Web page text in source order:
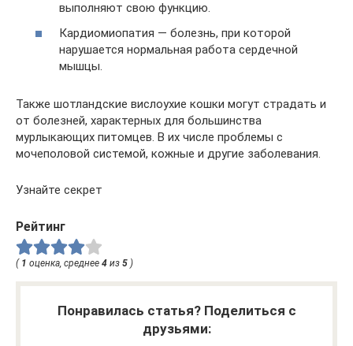
выполняют свою функцию.
Кардиомиопатия — болезнь, при которой
нарушается нормальная работа сердечной
мышцы.
Также шотландские вислоухие кошки могут страдать и
от болезней, характерных для большинства
мурлыкающих питомцев. В их числе проблемы с
мочеполовой системой, кожные и другие заболевания.
Узнайте секрет
Рейтинг
( 1 оценка, среднее 4 из 5 )
Понравилась статья? Поделиться с
друзьями: